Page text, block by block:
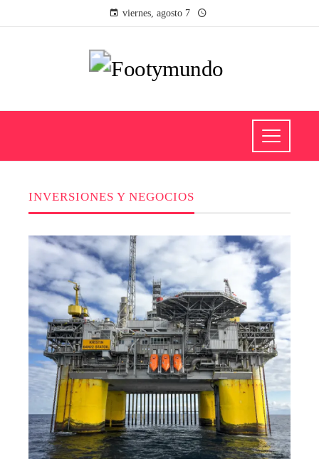
viernes, agosto 7
INVERSIONES Y NEGOCIOS